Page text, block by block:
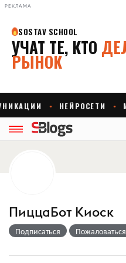
РЕКЛАМА
ПиццаБот Киоск
Подписаться Пожаловаться